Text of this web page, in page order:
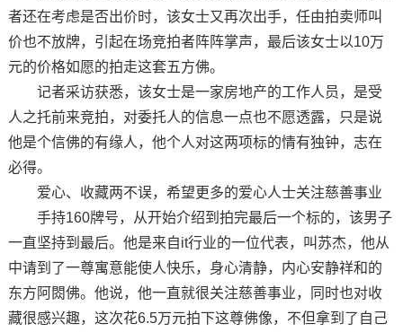
者还在考虑是否出价时，该女士又再次出手，任由拍卖师叫
价也不放牌，引起在场竞拍者阵阵掌声，最后该女士以10万
元的价格如愿的拍走这套五方佛。
记者采访获悉，该女士是一家房地产的工作人员，是受
人之托前来竞拍，对委托人的信息一点也不愿透露，只是说
他是个信佛的有缘人，他个人对这两项标的情有独钟，志在
必得。
爱心、收藏两不误，希望更多的爱心人士关注慈善事业
手持160牌号，从开始介绍到拍完最后一个标的，该男子
一直坚持到最后。他是来自it行业的一位代表，叫苏杰，他从
中请到了一尊寓意能使人快乐，身心清静，内心安静祥和的
东方阿閦佛。他说，他一直就很关注慈善事业，同时也对收
藏很感兴趣，这次花6.5万元拍下这尊佛像，不但拿到了自己